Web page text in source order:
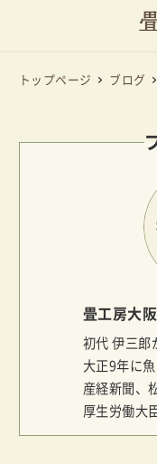
トップページ ブログ
畳工房大阪
初代 伊三郎
大正9年に
産経新聞、
厚生労働大